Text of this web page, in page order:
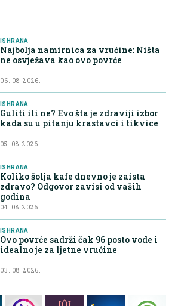
ISHRANA
Najbolja namirnica za vrućine: Ništa
ne osvježava kao ovo povrće
06. 08. 2026.
ISHRANA
Guliti ili ne? Evo šta je zdraviji izbor
kada su u pitanju krastavci i tikvice
05. 08. 2026.
ISHRANA
Koliko šolja kafe dnevno je zaista
zdravo? Odgovor zavisi od vaših
godina
04. 08. 2026.
ISHRANA
Ovo povrće sadrži čak 96 posto vode i
idealno je za ljetne vrućine
03. 08. 2026.